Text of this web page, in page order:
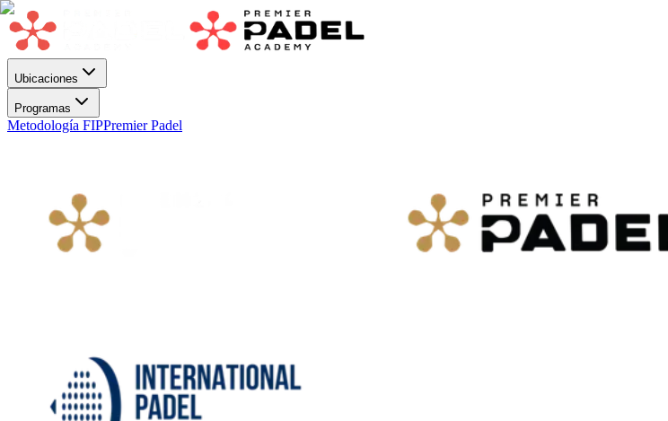
Ubicaciones
Programas
Metodología FIPPremier Padel